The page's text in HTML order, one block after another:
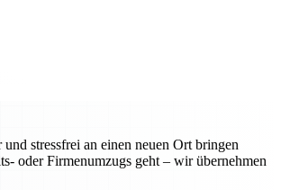
stressfrei an einen neuen Ort bringen
oder Firmenumzugs geht – wir übernehmen